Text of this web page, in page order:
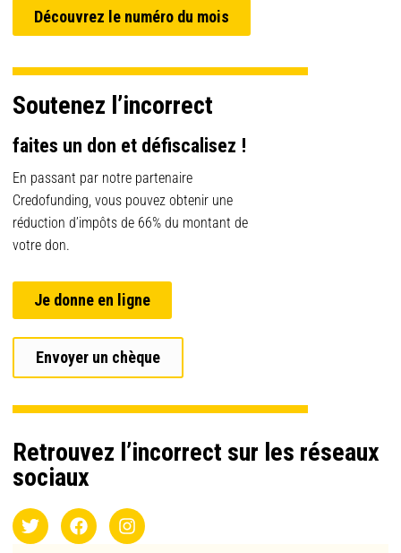
Découvrez le numéro du mois
Soutenez l’incorrect
faites un don et défiscalisez !
En passant par notre partenaire
Credofunding, vous pouvez obtenir une
réduction d’impôts de 66% du montant de
votre don.
Je donne en ligne
Envoyer un chèque
Retrouvez l’incorrect sur les réseaux
sociaux